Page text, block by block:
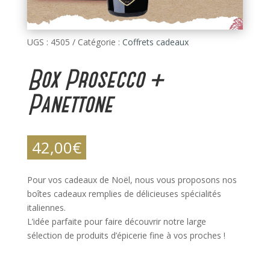
UGS : 4505 Catégorie : Coffrets cadeaux
Box Prosecco +
Panettone
42,00€
Pour vos cadeaux de Noël, nous vous proposons nos
boîtes cadeaux remplies de délicieuses spécialités
italiennes.
L’idée parfaite pour faire découvrir notre large
sélection de produits d’épicerie fine à vos proches !